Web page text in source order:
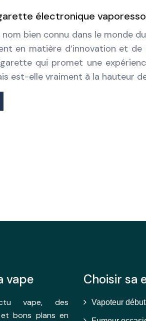
électronique
nom bien connu dans le monde
en matière d’innovation et de
qui promet une
est-elle vraiment à la hauteur
vape
vape, des
bons plans en
Choisir sa
Vapoteur